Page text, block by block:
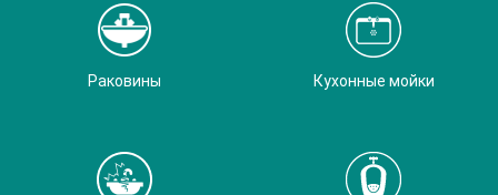
Раковины Кухонные мойки